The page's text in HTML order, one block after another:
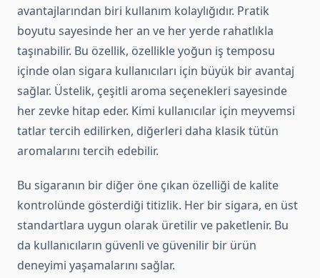
avantajlarından biri kullanım kolaylığıdır. Pratik
boyutu sayesinde her an ve her yerde rahatlıkla
taşınabilir. Bu özellik, özellikle yoğun iş temposu
içinde olan sigara kullanıcıları için büyük bir avantaj
sağlar. Üstelik, çeşitli aroma seçenekleri sayesinde
her zevke hitap eder. Kimi kullanıcılar için meyvemsi
tatlar tercih edilirken, diğerleri daha klasik tütün
aromalarını tercih edebilir.
Bu sigaranın bir diğer öne çıkan özelliği de kalite
kontrolünde gösterdiği titizlik. Her bir sigara, en üst
standartlara uygun olarak üretilir ve paketlenir. Bu
da kullanıcıların güvenli ve güvenilir bir ürün
deneyimi yaşamalarını sağlar.